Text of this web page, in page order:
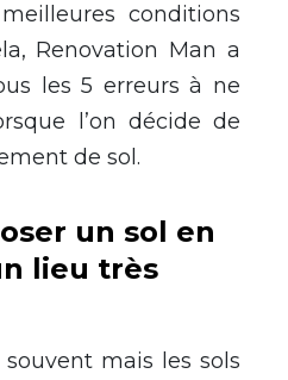
conditions
Renovation Man a
les 5 erreurs à ne
l’on décide de
de sol.
un sol en
lieu très
souvent mais les sols